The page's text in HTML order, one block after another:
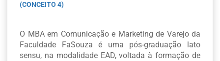
(CONCEITO 4)
O MBA em Comunicação e Marketing de Varejo da
Faculdade FaSouza é uma pós-graduação lato
sensu, na modalidade EAD, voltada à formação de